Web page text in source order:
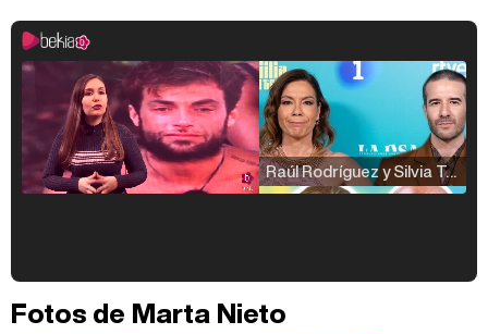
Raúl Rodríguez y Silvia Taulés nos cuentan su papel en 'La familia de la tele'
Fotos de Marta Nieto